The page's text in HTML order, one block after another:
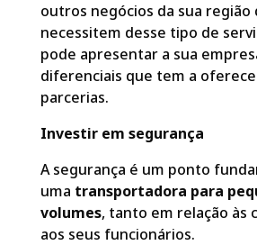
outros negócios da sua região
necessitem desse tipo de
pode apresentar a sua
diferenciais que tem a
parcerias.
Investir em segurança
A segurança é um ponto
uma transportadora para
volumes, tanto em relação às
aos seus funcionários.